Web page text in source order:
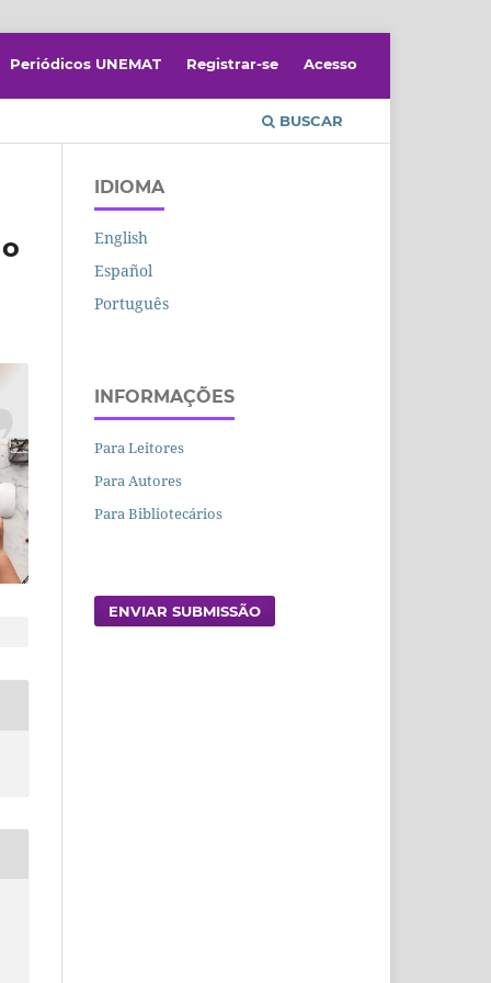
BUSCAR
Periódicos UNEMAT Registrar-se Acesso
IDIOMA
English
Español
Português
INFORMAÇÕES
Para Leitores
Para Autores
Para Bibliotecários
ENVIAR SUBMISSÃO